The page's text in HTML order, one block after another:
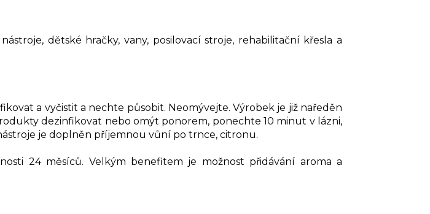
dětské hračky, vany, posilovací stroje, rehabilitační křesla a
a vyčistit a nechte působit. Neomývejte. Výrobek je již naředěn
dezinfikovat nebo omýt ponorem, ponechte 10 minut v lázni,
je doplněn příjemnou vůní po trnce, citronu.
24 měsíců. Velkým benefitem je možnost přidávání aroma a